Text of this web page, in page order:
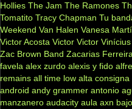
Hollies The Jam The Ramones
Tomatito Tracy Chapman Tu
Weekend Van Halen Vanesa
Victor Acosta Victor Victor
Zac Brown Band Zacarias Ferreira
favela alex zurdo alexis y fido
remains all time low alta consigna
android andy grammer antonio
manzanero audacity aula axn